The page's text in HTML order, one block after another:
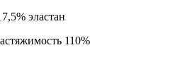
эластан
110%